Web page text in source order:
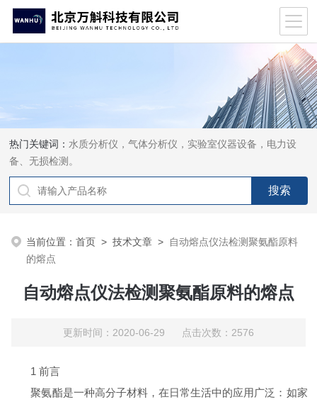
热门关键词： 水质分析仪，气体分析仪，实验室仪器设备，电力设
备、无损检测。
当前位置：首页 >技术文章 > 自动熔点仪法检测聚氨酯原料
的熔点
自动熔点仪法检测聚氨酯原料的熔点
更新时间：2020-06-29 点击次数：2576
1 前言
聚氨酯是一种高分子材料，在日常生活中的应用广泛：如家